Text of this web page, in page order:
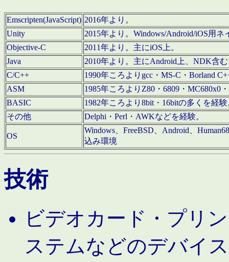
Emscripten(JavaScript) 2016年より。
Unity
2015年より。Windows/Android/iOS用
Objective-C
2011年より。主にiOS上。
Java
2010年より。主にAndroid上、NDK含
C/C++
1990年ころよりgcc・MS-C・Borland
ASM
1985年ころよりZ80・6809・MC680x0
BASIC
1982年ころより8bit・16bitの多くを経
その他
Delphi・Perl・AWKなどを経験。
OS
Windows、FreeBSD、Android、
込み環境
技術
ビデオカード・プリ
ステムなどのデバイ